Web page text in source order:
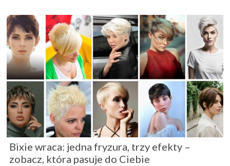
Bixie wraca: jedna fryzura, trzy efekty –
zobacz, która pasuje do Ciebie